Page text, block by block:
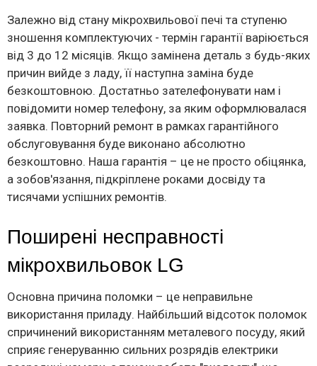
Залежно від стану мікрохвильової печі та ступеню
зношення комплектуючих - термін гарантії варіюється
від 3 до 12 місяців. Якщо замінена деталь з будь-яких
причин вийде з ладу, її наступна заміна буде
безкоштовною. Достатньо зателефонувати нам і
повідомити номер телефону, за яким оформлювалася
заявка. Повторний ремонт в рамках гарантійного
обслуговування буде виконано абсолютно
безкоштовно. Наша гарантія – це не просто обіцянка,
а зобов'язання, підкріплене роками досвіду та
тисячами успішних ремонтів.
Поширені несправності
мікрохвильовок LG
Основна причина поломки – це неправильне
використання приладу. Найбільший відсоток поломок
спричинений використанням металевого посуду, який
сприяє генеруванню сильних розрядів електрики